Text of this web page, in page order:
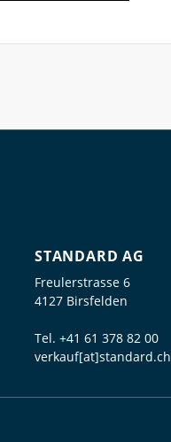
STANDARD AG
Freulerstrasse 6
4127 Birsfelden
Tel. +41 61 378 82 00
verkauf[at]standard.ch